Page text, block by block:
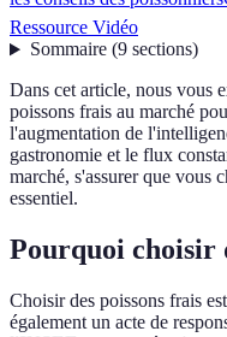
Ressource Vidéo
Sommaire(9 sections)
Dans cet article, nous vous
poissons frais au marché
l'augmentation de
gastronomie et le flux
marché, s'assurer que vous
essentiel.
Pourquoi choisir
Choisir des poissons frais
également un acte de